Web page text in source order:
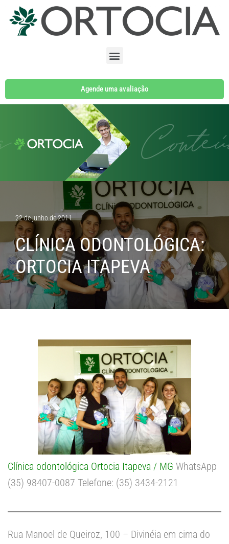
Pular
Agende uma avaliação
22 de junho de 2011
CLÍNICA ODONTOLÓGICA:
ORTOCIA ITAPEVA
Clínica odontológica Ortocia Itapeva / MG WhatsApp
(35) 98407-0087 Telefone: (35) 3434-2121
Rua Manoel de Queiroz, 100 – Divinéia em cima do